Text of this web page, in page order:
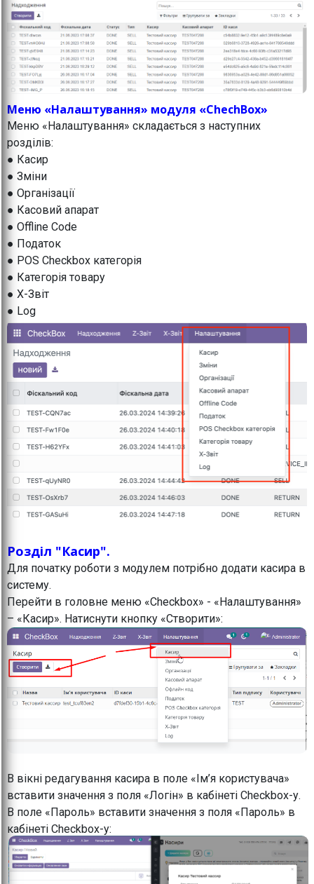
Меню «Налаштування» модуля «ChechBox»
Меню «Налаштування» складається з наступних
розділів:
● Касир
● Зміни
● Організації
● Касовий апарат
● Offline Code
● Податок
● POS Checkbox категорія
● Категорія товару
● X-Звіт
● Log
Розділ "Касир".
Для початку роботи з модулем потрібно додати касира в
систему.
Перейти в головне меню «Checkbox» - «Налаштування»
– «Касир». Натиснути кнопку «Створити»:
В вікні редагування касира в поле «Ім’я користувача»
вставити значення з поля «Логін» в кабінеті Checkbox-у.
В поле «Пароль» вставити значення з поля «Пароль» в
кабінеті Checkbox-у: